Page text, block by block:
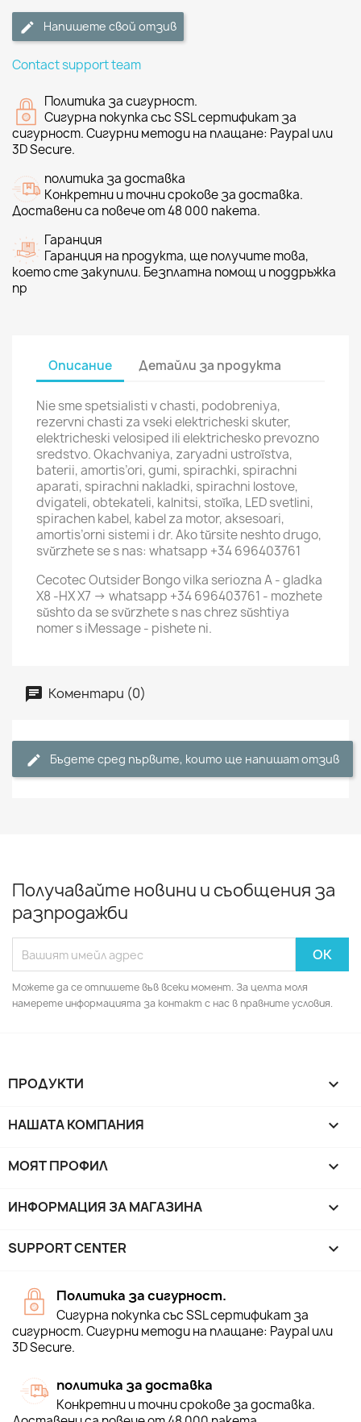
Напишете свой отзив
Contact support team
Политика за сигурност.
Сигурна покупка със SSL сертификат за
сигурност. Сигурни методи на плащане: Paypal или
3D Secure.
политика за доставка
Конкретни и точни срокове за доставка.
Доставени са повече от 48 000 пакета.
Гаранция
Гаранция на продукта, ще получите това,
което сте закупили. Безплатна помощ и поддръжка
пр
Описание Детайли за продукта
Nie sme spetsialisti v chasti, podobreniya,
rezervni chasti za vseki elektricheski skuter,
elektricheski velosiped ili elektrichesko prevozno
sredstvo. Okachvaniya, zaryadni ustroĭstva,
baterii, amortis’ori, gumi, spirachki, spirachni
aparati, spirachni nakladki, spirachni lostove,
dvigateli, obtekateli, kalnitsi, stoĭka, LED svetlini,
spirachen kabel, kabel za motor, aksesoari,
amortis’orni sistemi i dr. Ako tŭrsite neshto drugo,
svŭrzhete se s nas: whatsapp +34 696403761
Cecotec Outsider Bongo vilka seriozna A - gladka
X8 -HX X7 -> whatsapp +34 696403761 - mozhete
sŭshto da se svŭrzhete s nas chrez sŭshtiya
nomer s iMessage - pishete ni.
Коментари (0)
Бъдете сред първите, които ще напишат отзив
Получавайте новини и съобщения за
разпродажби
Можете да се отпишете във всеки момент. За целта моля
намерете информацията за контакт с нас в правните условия.
ПРОДУКТИ 
НАШАТА КОМПАНИЯ 
МОЯТ ПРОФИЛ 
ИНФОРМАЦИЯ ЗА МАГАЗИНА keyboard_arrow_down
SUPPORT CENTER 
Политика за сигурност.
Сигурна покупка със SSL сертификат за
сигурност. Сигурни методи на плащане: Paypal или
3D Secure.
политика за доставка
Конкретни и точни срокове за доставка.